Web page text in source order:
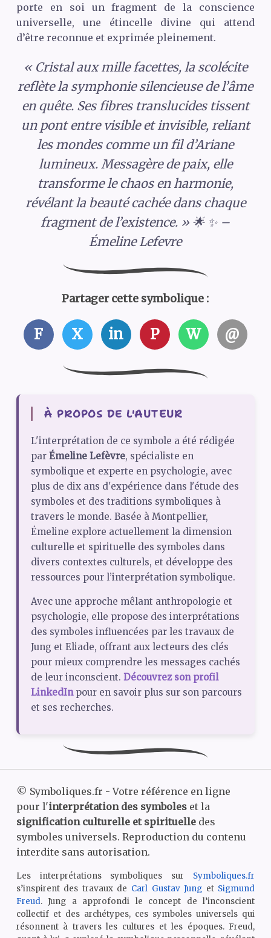
porte en soi un fragment de la conscience
universelle, une étincelle divine qui attend
d’être reconnue et exprimée pleinement.
« Cristal aux mille facettes, la scolécite
reflète la symphonie silencieuse de l’âme
en quête. Ses fibres translucides tissent
un pont entre visible et invisible, reliant
les mondes comme un fil d’Ariane
lumineux. Messagère de paix, elle
transforme le chaos en harmonie,
révélant la beauté cachée dans chaque
fragment de l’existence. » 🌟 ✨ –
Émeline Lefevre
Partager cette symbolique :
F X in P W @
À PROPOS DE L'AUTEUR
L'interprétation de ce symbole a été rédigée
par Émeline Lefèvre, spécialiste en
symbolique et experte en psychologie, avec
plus de dix ans d'expérience dans l'étude des
symboles et des traditions symboliques à
travers le monde. Basée à Montpellier,
Émeline explore actuellement la dimension
culturelle et spirituelle des symboles dans
divers contextes culturels, et développe des
ressources pour l’interprétation symbolique.
Avec une approche mêlant anthropologie et
psychologie, elle propose des interprétations
des symboles influencées par les travaux de
Jung et Eliade, offrant aux lecteurs des clés
pour mieux comprendre les messages cachés
de leur inconscient. Découvrez son profil
LinkedInpour en savoir plus sur son parcours
et ses recherches.
© Symboliques.fr - Votre référence en ligne
pour l'interprétation des symboleset la
signification culturelle et spirituelledes
symboles universels. Reproduction du contenu
interdite sans autorisation.
Les interprétations symboliques sur Symboliques.fr
s’inspirent des travaux de Carl Gustav Jung et Sigmund
Freud. Jung a approfondi le concept de l’inconscient
collectif et des archétypes, ces symboles universels qui
résonnent à travers les cultures et les époques. Freud,